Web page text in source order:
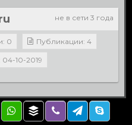
не в сети 3 года
0 Публикации: 4
10-2019